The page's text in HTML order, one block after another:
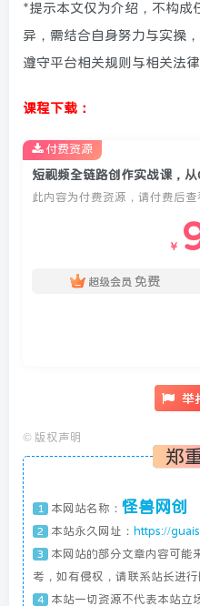
*提示本文仅为介绍，不构成
异，需结合自身努力与实操
遵守平台相关规则与相关法
课程下载：
此内容为付费资源，请付费后查
￥
超级会员 免费
付费资源
举
© 版权声明
郑
1 本网站名称： 怪兽网创
2 本站永久网址： https://
3
本网站的部分文章内容可能
考，如有侵权，请联系站长进行
4
本站一切资源不代表本站立